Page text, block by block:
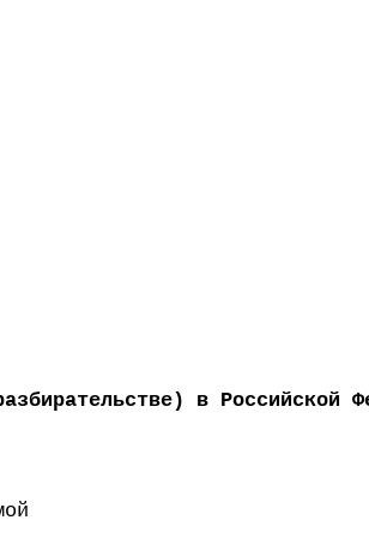
в Российской